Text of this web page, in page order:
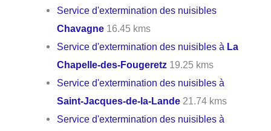
Service d'extermination des nuisibles
Chavagne 16.45 kms
Service d'extermination des nuisibles à La
Chapelle-des-Fougeretz 19.25 kms
Service d'extermination des nuisibles à
Saint-Jacques-de-la-Lande 21.74 kms
Service d'extermination des nuisibles à